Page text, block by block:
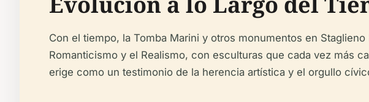
Con el tiempo, la Tomba Marini y otros monumentos en
Romanticismo y el Realismo, con esculturas que cada vez más
erige como un testimonio de la herencia artística y el orgullo